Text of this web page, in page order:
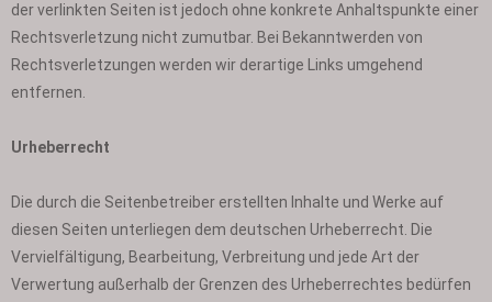
der verlinkten Seiten ist jedoch ohne konkrete Anhaltspunkte einer
Rechtsverletzung nicht zumutbar. Bei Bekanntwerden von
Rechtsverletzungen werden wir derartige Links umgehend
entfernen.
Urheberrecht
Die durch die Seitenbetreiber erstellten Inhalte und Werke auf
diesen Seiten unterliegen dem deutschen Urheberrecht. Die
Vervielfältigung, Bearbeitung, Verbreitung und jede Art der
Verwertung außerhalb der Grenzen des Urheberrechtes bedürfen